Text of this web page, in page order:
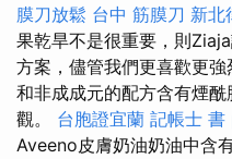
膜刀放鬆 台中 筋膜刀 新北
果乾旱不是很重要，則
方案，儘管我們更喜歡更
和非成成元的配方含有煙
觀。 台胞證宜蘭 記帳士
Aveeno皮膚奶油奶油中含